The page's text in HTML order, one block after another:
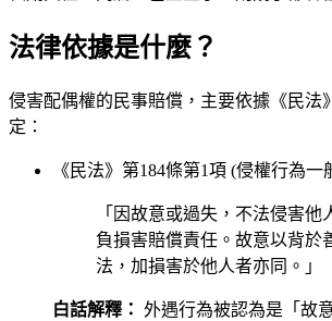
法律依據是什麼？
侵害配偶權的民事賠償，主要依據《民法
定：
《民法》第184條第1項 (侵權行為一
「因故意或過失，不法侵害他
負損害賠償責任。故意以背於
法，加損害於他人者亦同。」
白話解釋： 外遇行為被認為是「故